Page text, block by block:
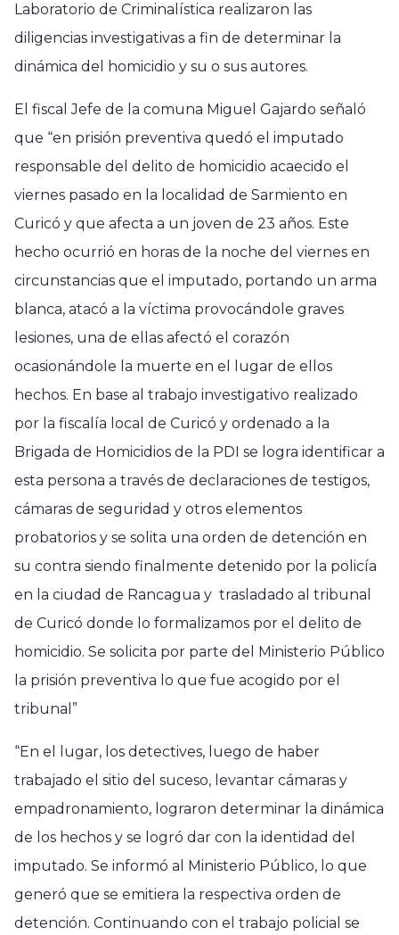
Laboratorio de Criminalística realizaron las
diligencias investigativas a fin de determinar la
dinámica del homicidio y su o sus autores.
El fiscal Jefe de la comuna Miguel Gajardo señaló
que “en prisión preventiva quedó el imputado
responsable del delito de homicidio acaecido el
viernes pasado en la localidad de Sarmiento en
Curicó y que afecta a un joven de 23 años. Este
hecho ocurrió en horas de la noche del viernes en
circunstancias que el imputado, portando un arma
blanca, atacó a la víctima provocándole graves
lesiones, una de ellas afectó el corazón
ocasionándole la muerte en el lugar de ellos
hechos. En base al trabajo investigativo realizado
por la fiscalía local de Curicó y ordenado a la
Brigada de Homicidios de la PDI se logra identificar a
esta persona a través de declaraciones de testigos,
cámaras de seguridad y otros elementos
probatorios y se solita una orden de detención en
su contra siendo finalmente detenido por la policía
en la ciudad de Rancagua y trasladado al tribunal
de Curicó donde lo formalizamos por el delito de
homicidio. Se solicita por parte del Ministerio Público
la prisión preventiva lo que fue acogido por el
tribunal”
“En el lugar, los detectives, luego de haber
trabajado el sitio del suceso, levantar cámaras y
empadronamiento, lograron determinar la dinámica
de los hechos y se logró dar con la identidad del
imputado. Se informó al Ministerio Público, lo que
generó que se emitiera la respectiva orden de
detención. Continuando con el trabajo policial se